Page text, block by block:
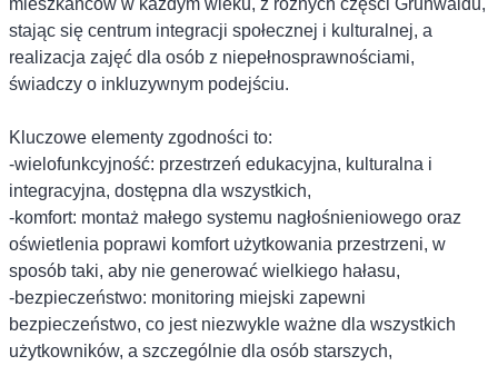
mieszkańców w każdym wieku, z różnych części Grunwaldu,
stając się centrum integracji społecznej i kulturalnej, a
realizacja zajęć dla osób z niepełnosprawnościami,
świadczy o inkluzywnym podejściu.
Kluczowe elementy zgodności to:
-wielofunkcyjność: przestrzeń edukacyjna, kulturalna i
integracyjna, dostępna dla wszystkich,
-komfort: montaż małego systemu nagłośnieniowego oraz
oświetlenia poprawi komfort użytkowania przestrzeni, w
sposób taki, aby nie generować wielkiego hałasu,
-bezpieczeństwo: monitoring miejski zapewni
bezpieczeństwo, co jest niezwykle ważne dla wszystkich
użytkowników, a szczególnie dla osób starszych,